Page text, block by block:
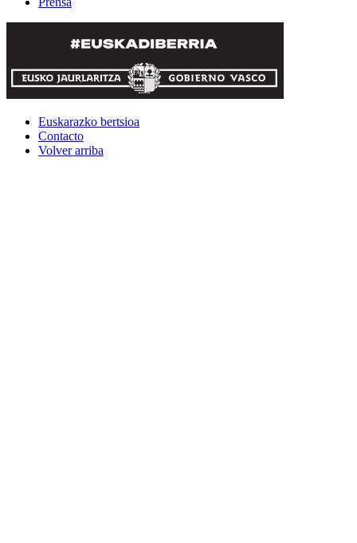
Euskarazko bertsioa
Contacto
Volver arriba